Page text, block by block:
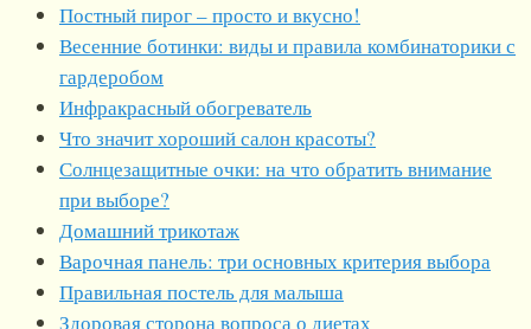
Постный пирог – просто и вкусно!
Весенние ботинки: виды и правила комбинаторики с
гардеробом
Инфракрасный обогреватель
Что значит хороший салон красоты?
Солнцезащитные очки: на что обратить внимание
при выборе?
Домашний трикотаж
Варочная панель: три основных критерия выбора
Правильная постель для малыша
Здоровая сторона вопроса о диетах